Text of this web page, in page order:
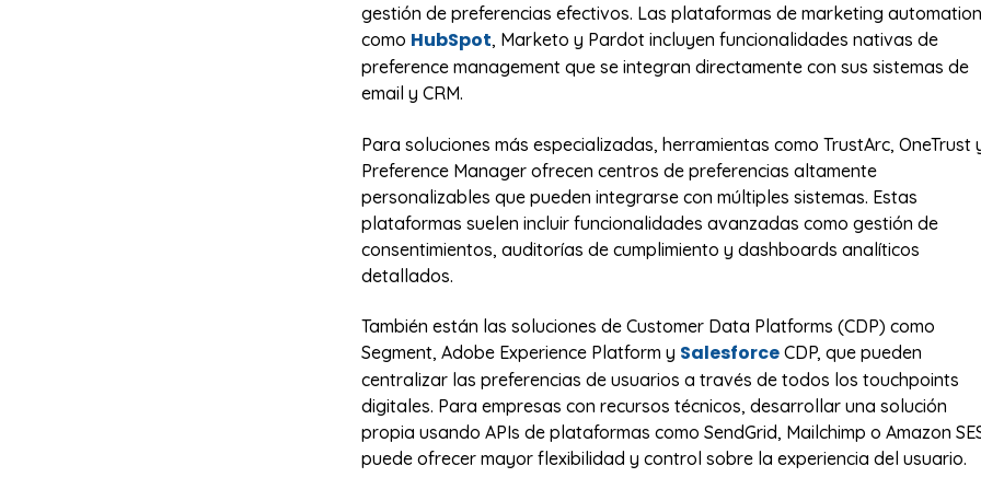
gestión de preferencias efectivos. Las plataformas de marketing automation
como HubSpot, Marketo y Pardot incluyen funcionalidades nativas de
preference management que se integran directamente con sus sistemas de
email y CRM.
Para soluciones más especializadas, herramientas como TrustArc, OneTrust
Preference Manager ofrecen centros de preferencias altamente
personalizables que pueden integrarse con múltiples sistemas. Estas
plataformas suelen incluir funcionalidades avanzadas como gestión de
consentimientos, auditorías de cumplimiento y dashboards analíticos
detallados.
También están las soluciones de Customer Data Platforms (CDP) como
Segment, Adobe Experience Platform y Salesforce CDP, que pueden
centralizar las preferencias de usuarios a través de todos los touchpoints
digitales. Para empresas con recursos técnicos, desarrollar una solución
propia usando APIs de plataformas como SendGrid, Mailchimp o Amazon
puede ofrecer mayor flexibilidad y control sobre la experiencia del usuario.